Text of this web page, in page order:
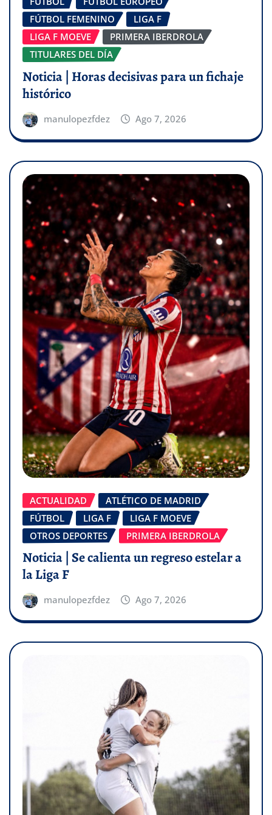
FÚTBOL FEMENINO
LIGA F
LIGA F MOEVE
PRIMERA IBERDROLA
TITULARES DEL DÍA
Noticia | Horas decisivas para un fichaje
histórico
manulopezfdez Ago 7, 2026
ACTUALIDAD
ATLÉTICO DE MADRID
FÚTBOL
LIGA F
LIGA F MOEVE
OTROS DEPORTES
PRIMERA IBERDROLA
Noticia | Se calienta un regreso estelar a
la Liga F
manulopezfdez Ago 7, 2026